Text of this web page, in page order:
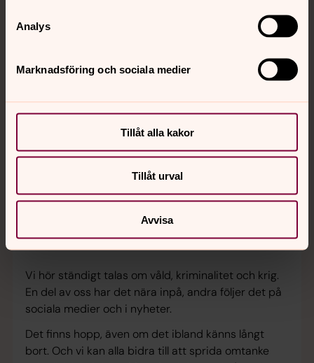
Analys
Marknadsföring och sociala medier
Tillåt alla kakor
Tillåt urval
Avvisa
Foto: Gustaf Hellsing /Ikon
Vi hör ständigt talas om våld, kriminalitet och krig.
En del av oss har det nära inpå, andra följer det på
sociala medier och i nyheter.
Det finns hopp, även om det ibland känns långt
bort. Och vi kan alla bidra till att sprida omtanke